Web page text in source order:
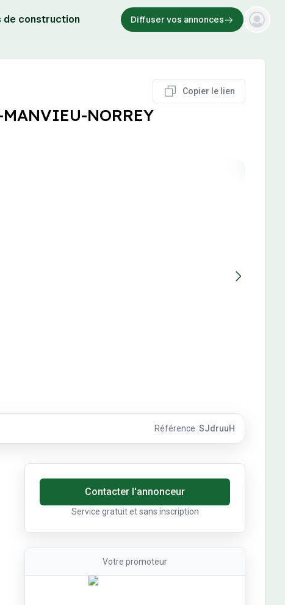
de construction Diffuser vos annonces
Copier le lien
NORREY
Référence :SJdruuH
Contact de l'annonceur
Contacter l'annonceur
Service gratuit et sans inscription
Votre promoteur